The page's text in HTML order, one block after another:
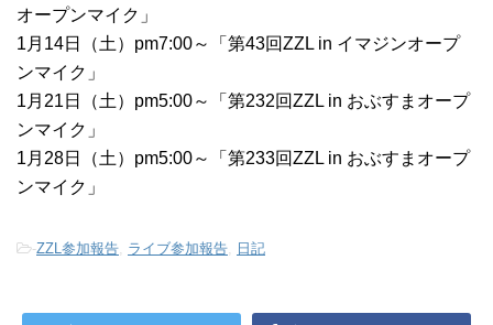
オープンマイク」
1月14日（土）pm7:00～「第43回ZZL in イマジンオープ
ンマイク」
1月21日（土）pm5:00～「第232回ZZL in おぶすまオープ
ンマイク」
1月28日（土）pm5:00～「第233回ZZL in おぶすまオープ
ンマイク」
-ZZL参加報告, ライブ参加報告, 日記